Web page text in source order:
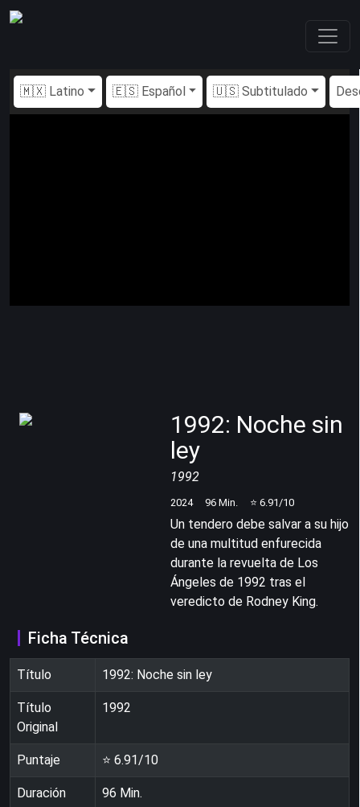
🇲🇽 Latino 🇪🇸 Español 🇺🇸 Subtitulado
1992: Noche sin
ley
1992
2024 96 Min. ⭐ 6.91 /10
Un tendero debe salvar a su hijo
de una multitud enfurecida
durante la revuelta de Los
Ángeles de 1992 tras el
veredicto de Rodney King.
Ficha Técnica
Título 1992: Noche sin ley
Título
Original
1992
Puntaje ⭐ 6.91/10
Duración 96 Min.